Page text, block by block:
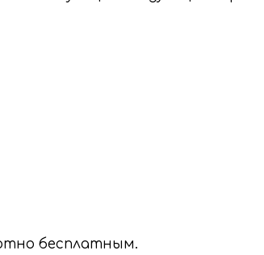
бесплатным.